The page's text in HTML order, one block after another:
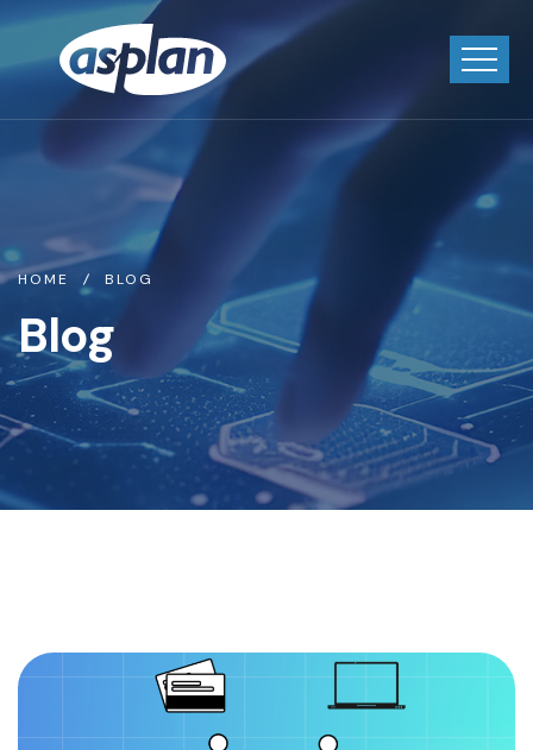
HOME BLOG
Blog